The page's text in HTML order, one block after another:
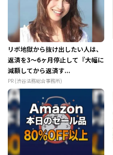
リボ地獄から抜け出したい人は、
返済を3～6ヶ月停止して『大幅に
減額してから返済す...
PR (渋谷法務総合事務所)